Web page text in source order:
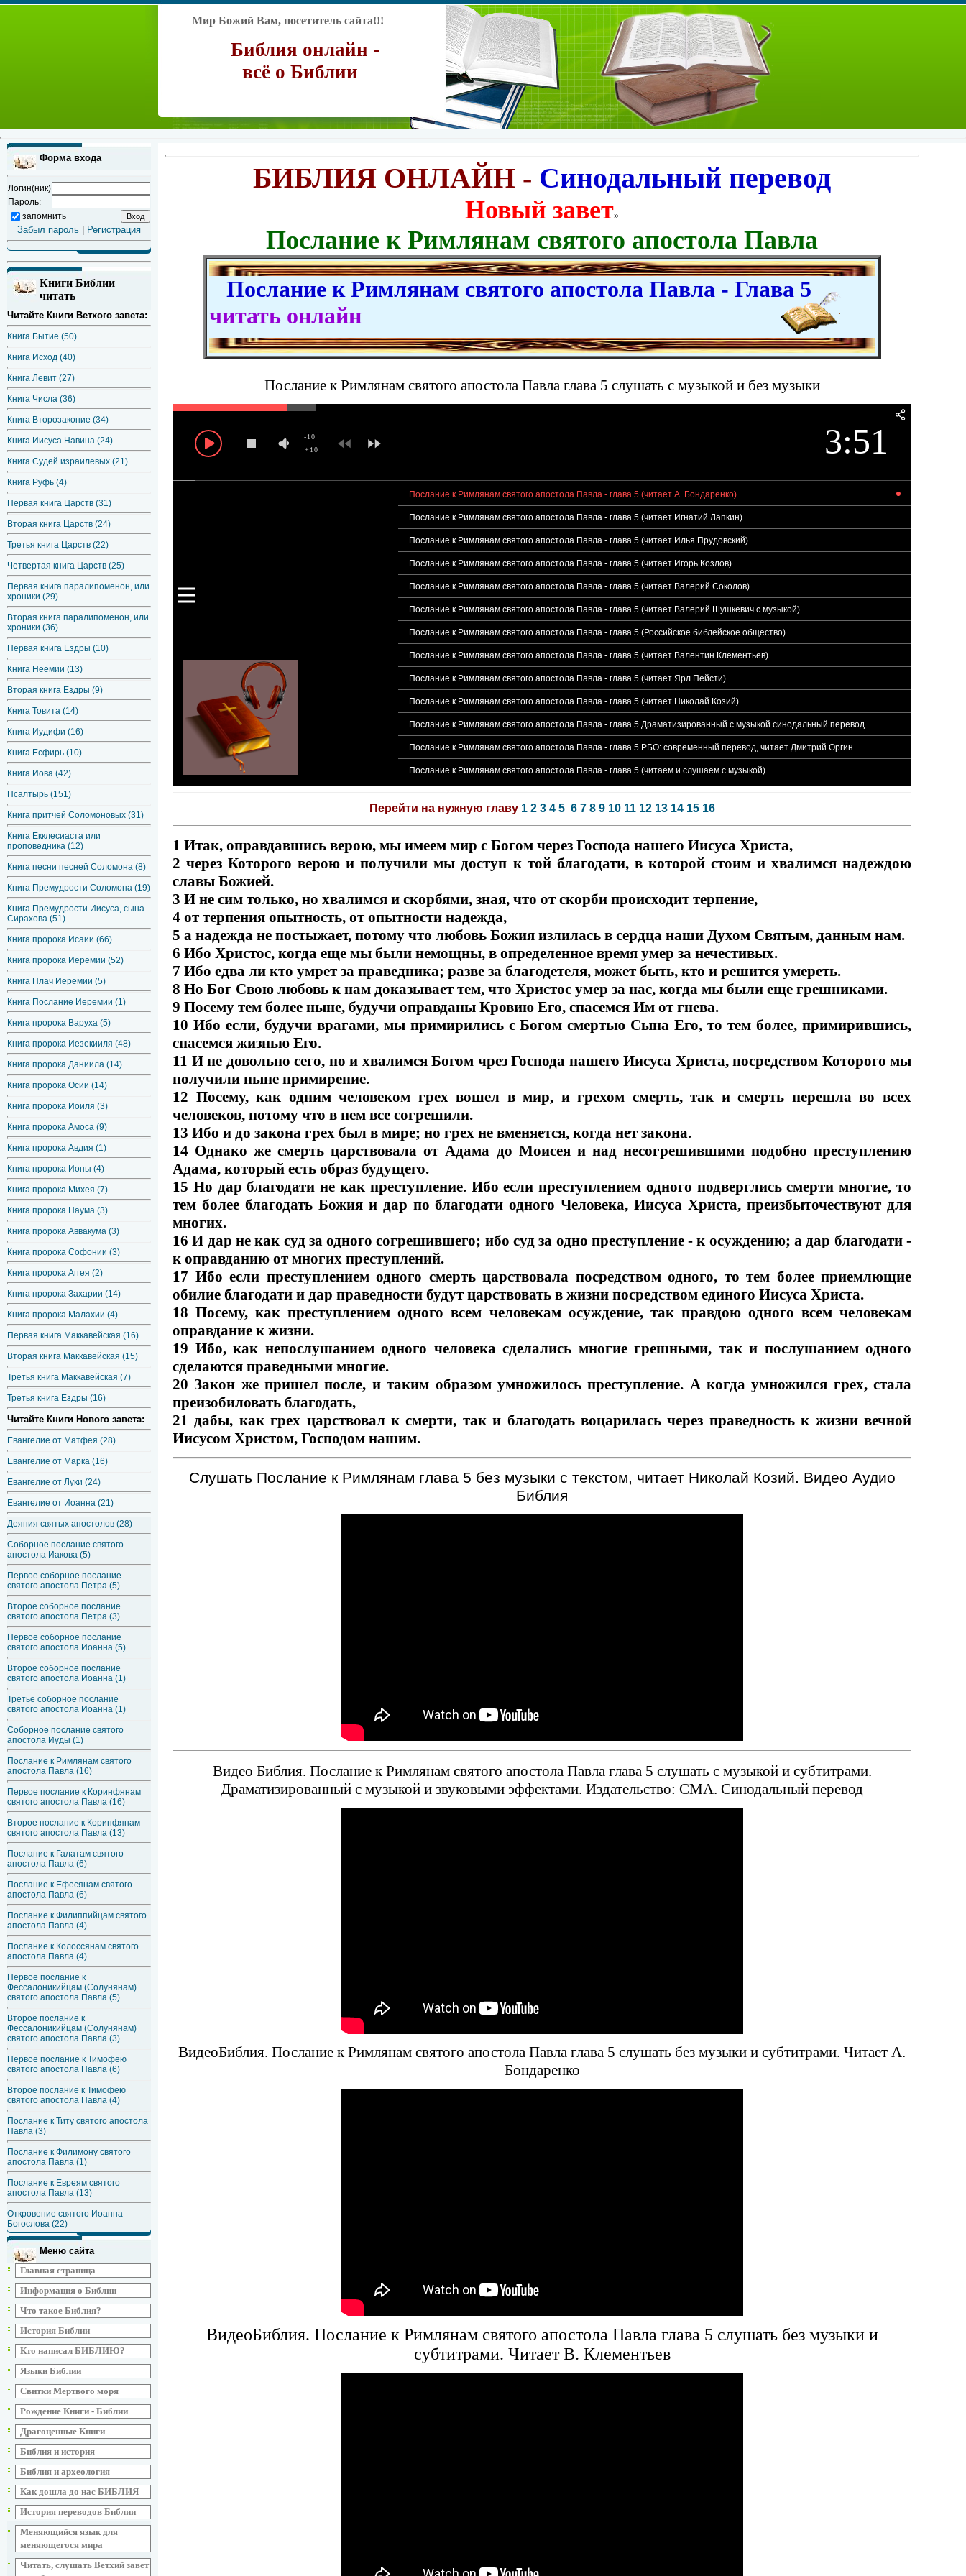
Мир Божий Вам, посетитель сайта!!!
Библия онлайн -
всё о Библии
Форма входа
Логин(ник)
Пароль:
запомнить
Забыл пароль Регистрация
Книги Библии
читать
Читайте Книги Ветхого завета:
Книга Бытие (50)
Книга Исход (40)
Книга Левит (27)
Книга Числа (36)
Книга Второзаконие (34)
Книга Иисуса Навина (24)
Книга Судей израилевых (21)
Книга Руфь (4)
Первая книга Царств (31)
Вторая книга Царств (24)
Третья книга Царств (22)
Четвертая книга Царств (25)
Первая книга паралипоменон, или
хроники (29)
Вторая книга паралипоменон, или
хроники (36)
Первая книга Ездры (10)
Книга Неемии (13)
Вторая книга Ездры (9)
Книга Товита (14)
Книга Иудифи (16)
Книга Есфирь (10)
Книга Иова (42)
Псалтырь (151)
Книга притчей Соломоновых (31)
Книга Екклесиаста или
проповедника (12)
Книга песни песней Соломона (8)
Книга Премудрости Соломона (19)
Книга Премудрости Иисуса, сына
Сирахова (51)
Книга пророка Исаии (66)
Книга пророка Иеремии (52)
Книга Плач Иеремии (5)
Книга Послание Иеремии (1)
Книга пророка Варуха (5)
Книга пророка Иезекииля (48)
Книга пророка Даниила (14)
Книга пророка Осии (14)
Книга пророка Иоиля (3)
Книга пророка Амоса (9)
Книга пророка Авдия (1)
Книга пророка Ионы (4)
Книга пророка Михея (7)
Книга пророка Наума (3)
Книга пророка Аввакума (3)
Книга пророка Софонии (3)
Книга пророка Аггея (2)
Книга пророка Захарии (14)
Книга пророка Малахии (4)
Первая книга Маккавейская (16)
Вторая книга Маккавейская (15)
Третья книга Маккавейская (7)
Третья книга Ездры (16)
Читайте Книги Нового завета:
Евангелие от Матфея (28)
Евангелие от Марка (16)
Евангелие от Луки (24)
Евангелие от Иоанна (21)
Деяния святых апостолов (28)
Соборное послание святого
апостола Иакова (5)
Первое соборное послание
святого апостола Петра (5)
Второе соборное послание
святого апостола Петра (3)
Первое соборное послание
святого апостола Иоанна (5)
Второе соборное послание
святого апостола Иоанна (1)
Третье соборное послание
святого апостола Иоанна (1)
Соборное послание святого
апостола Иуды (1)
Послание к Римлянам святого
апостола Павла (16)
Первое послание к Коринфянам
святого апостола Павла (16)
Второе послание к Коринфянам
святого апостола Павла (13)
Послание к Галатам святого
апостола Павла (6)
Послание к Ефесянам святого
апостола Павла (6)
Послание к Филиппийцам святого
апостола Павла (4)
Послание к Колоссянам святого
апостола Павла (4)
Первое послание к
Фессалоникийцам (Солунянам)
святого апостола Павла (5)
Второе послание к
Фессалоникийцам (Солунянам)
святого апостола Павла (3)
Первое послание к Тимофею
святого апостола Павла (6)
Второе послание к Тимофею
святого апостола Павла (4)
Послание к Титу святого апостола
Павла (3)
Послание к Филимону святого
апостола Павла (1)
Послание к Евреям святого
апостола Павла (13)
Откровение святого Иоанна
Богослова (22)
Меню сайта
Главная страница
Информация о Библии
Что такое Библия?
История Библии
Кто написал БИБЛИЮ?
Языки Библии
Свитки Мертвого моря
Рождение Книги - Библии
Драгоценные Книги
Библия и история
Библия и археология
Как дошла до нас БИБЛИЯ
История переводов Библии
Меняющийся язык для
меняющегося мира
Читать, слушать Ветхий завет
БИБЛИЯ ОНЛАЙН - Синодальный перевод
Новый завет»
Послание к Римлянам святого апостола Павла
Послание к Римлянам святого апостола Павла - Глава 5
читать онлайн
Послание к Римлянам святого апостола Павла глава 5 слушать с музыкой и без музыки
3:51
+10
-10
Послание к Римлянам святого апостола Павла - глава 5 (читает А. Бондаренко)
Послание к Римлянам святого апостола Павла - глава 5 (читает Игнатий Лапкин)
Послание к Римлянам святого апостола Павла - глава 5 (читает Илья Прудовский)
Послание к Римлянам святого апостола Павла - глава 5 (читает Игорь Козлов)
Послание к Римлянам святого апостола Павла - глава 5 (читает Валерий Соколов)
Послание к Римлянам святого апостола Павла - глава 5 (читает Валерий Шушкевич с музыкой)
Послание к Римлянам святого апостола Павла - глава 5 (Российское библейское общество)
Послание к Римлянам святого апостола Павла - глава 5 (читает Валентин Клементьев)
Послание к Римлянам святого апостола Павла - глава 5 (читает Ярл Пейсти)
Послание к Римлянам святого апостола Павла - глава 5 (читает Николай Козий)
Послание к Римлянам святого апостола Павла - глава 5 Драматизированный с музыкой синодальный перевод
Послание к Римлянам святого апостола Павла - глава 5 РБО: современный перевод, читает Дмитрий Оргин
Послание к Римлянам святого апостола Павла - глава 5 (читаем и слушаем с музыкой)
Перейти на нужную главу 1 2 3 4 5 6 7 8 9 10 11 12 13 14 15 16
1 Итак, оправдавшись верою, мы имеем мир с Богом через Господа нашего Иисуса Христа,
2 через Которого верою и получили мы доступ к той благодати, в которой стоим и хвалимся надеждою
славы Божией.
3 И не сим только, но хвалимся и скорбями, зная, что от скорби происходит терпение,
4 от терпения опытность, от опытности надежда,
5 а надежда не постыжает, потому что любовь Божия излилась в сердца наши Духом Святым, данным нам.
6 Ибо Христос, когда еще мы были немощны, в определенное время умер за нечестивых.
7 Ибо едва ли кто умрет за праведника; разве за благодетеля, может быть, кто и решится умереть.
8 Но Бог Свою любовь к нам доказывает тем, что Христос умер за нас, когда мы были еще грешниками.
9 Посему тем более ныне, будучи оправданы Кровию Его, спасемся Им от гнева.
10 Ибо если, будучи врагами, мы примирились с Богом смертью Сына Его, то тем более, примирившись,
спасемся жизнью Его.
11 И не довольно сего, но и хвалимся Богом чрез Господа нашего Иисуса Христа, посредством Которого мы
получили ныне примирение.
12 Посему, как одним человеком грех вошел в мир, и грехом смерть, так и смерть перешла во всех
человеков, потому что в нем все согрешили.
13 Ибо и до закона грех был в мире; но грех не вменяется, когда нет закона.
14 Однако же смерть царствовала от Адама до Моисея и над несогрешившими подобно преступлению
Адама, который есть образ будущего.
15 Но дар благодати не как преступление. Ибо если преступлением одного подверглись смерти многие, то
тем более благодать Божия и дар по благодати одного Человека, Иисуса Христа, преизбыточествуют для
многих.
16 И дар не как суд за одного согрешившего; ибо суд за одно преступление - к осуждению; а дар благодати -
к оправданию от многих преступлений.
17 Ибо если преступлением одного смерть царствовала посредством одного, то тем более приемлющие
обилие благодати и дар праведности будут царствовать в жизни посредством единого Иисуса Христа.
18 Посему, как преступлением одного всем человекам осуждение, так правдою одного всем человекам
оправдание к жизни.
19 Ибо, как непослушанием одного человека сделались многие грешными, так и послушанием одного
сделаются праведными многие.
20 Закон же пришел после, и таким образом умножилось преступление. А когда умножился грех, стала
преизобиловать благодать,
21 дабы, как грех царствовал к смерти, так и благодать воцарилась через праведность к жизни вечной
Иисусом Христом, Господом нашим.
Слушать Послание к Римлянам глава 5 без музыки с текстом, читает Николай Козий. Видео Аудио
Библия
Видео Библия. Послание к Римлянам святого апостола Павла глава 5 слушать с музыкой и субтитрами.
Драматизированный с музыкой и звуковыми эффектами. Издательство: СМА. Синодальный перевод
ВидеоБиблия. Послание к Римлянам святого апостола Павла глава 5 слушать без музыки и субтитрами. Читает А.
Бондаренко
ВидеоБиблия. Послание к Римлянам святого апостола Павла глава 5 слушать без музыки и
субтитрами. Читает В. Клементьев